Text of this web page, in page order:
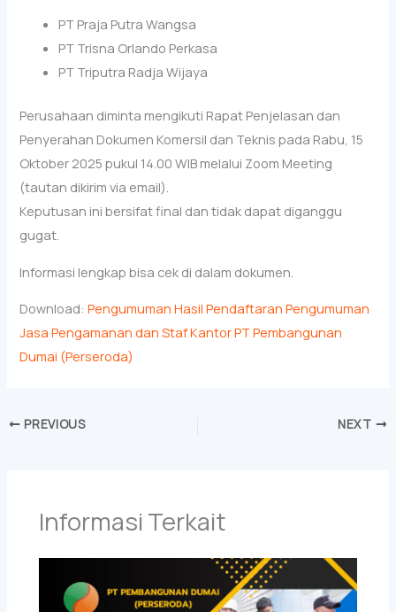
PT Praja Putra Wangsa
PT Trisna Orlando Perkasa
PT Triputra Radja Wijaya
Perusahaan diminta mengikuti Rapat Penjelasan dan
Penyerahan Dokumen Komersil dan Teknis pada Rabu, 15
Oktober 2025 pukul 14.00 WIB melalui Zoom Meeting
(tautan dikirim via email).
Keputusan ini bersifat final dan tidak dapat diganggu
gugat.
Informasi lengkap bisa cek di dalam dokumen.
Download:Pengumuman Hasil Pendaftaran Pengumuman
Jasa Pengamanan dan Staf Kantor PT Pembangunan
Dumai (Perseroda)
PREVIOUS NEXT
Informasi Terkait